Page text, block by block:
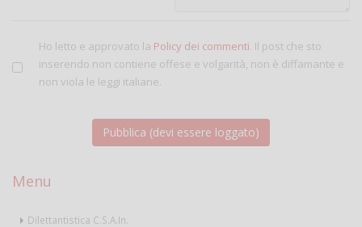
Ho letto e approvato la Policy dei commenti. Il post che sto
inserendo non contiene offese e volgarità, non è diffamante e
non viola le leggi italiane.
Menu
Dilettantistica C.S.A.In.